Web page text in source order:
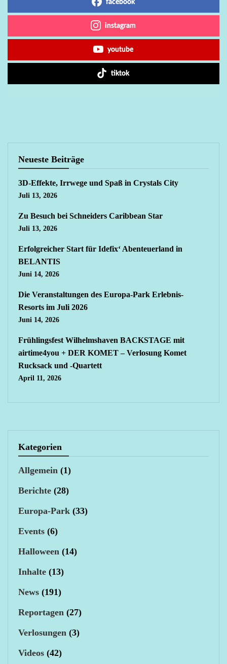
facebook
instagram
youtube
tiktok
Neueste Beiträge
3D-Effekte, Irrwege und Spaß in Crystals City
Juli 13, 2026
Zu Besuch bei Schneiders Caribbean Star
Juli 13, 2026
Erfolgreicher Start für Idefix‘ Abenteuerland in
BELANTIS
Juni 14, 2026
Die Veranstaltungen des Europa-Park Erlebnis-
Resorts im Juli 2026
Juni 14, 2026
Frühlingsfest Wilhelmshaven BACKSTAGE mit
airtime4you + DER KOMET – Verlosung Komet
Rucksack und -Quartett
April 11, 2026
Kategorien
Allgemein (1)
Berichte (28)
Europa-Park (33)
Events (6)
Halloween (14)
Inhalte (13)
News (191)
Reportagen (27)
Verlosungen (3)
Videos (42)